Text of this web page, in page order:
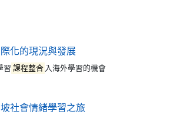
化的現況與發展（另開新視窗）
習 課程整合 入海外學習的機會
社會情緒學習之旅（另開新視窗）